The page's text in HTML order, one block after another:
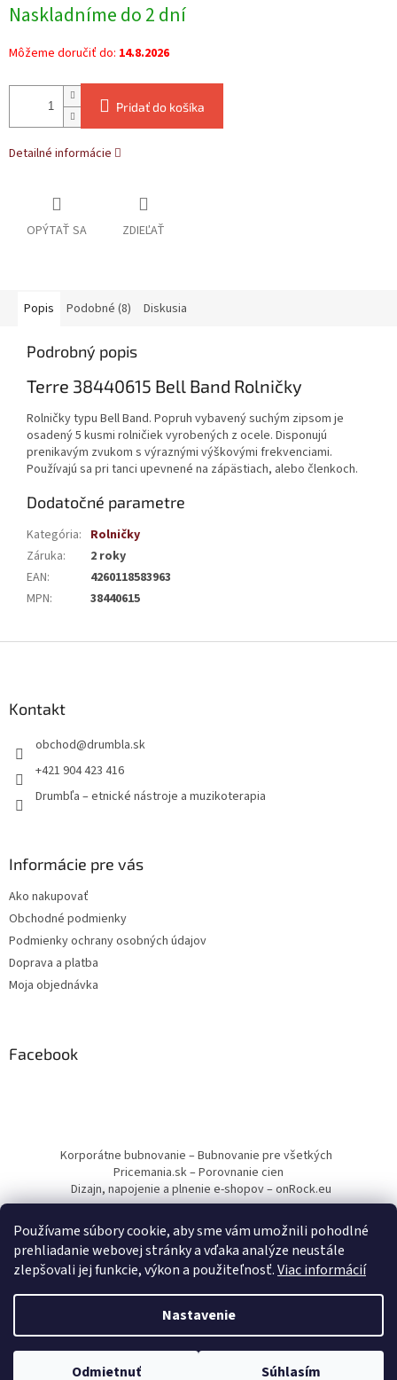
Používame súbory cookie, aby sme vám umožnili pohodlné
prehliadanie webovej stránky a vďaka analýze neustále
zlepšovali jej funkcie, výkon a použiteľnosť.Viac informácií
Nastavenie
Odmietnuť Súhlasím
cena:
Naskladníme do 2 dní
Môžeme doručiť do: 14.8.2026
Pridať do košíka
Detailné informácie
OPÝTAŤ SA ZDIEĽAŤ
Popis Podobné (8) Diskusia
Podrobný popis
Terre 38440615 Bell Band Rolničky
Rolničky typu Bell Band. Popruh vybavený suchým zipsom je
osadený 5 kusmi rolničiek vyrobených z ocele. Disponujú
prenikavým zvukom s výraznými výškovými frekvenciami.
Používajú sa pri tanci upevnené na zápästiach, alebo členkoch.
Dodatočné parametre
Kategória: Rolničky
Záruka:
2 roky
EAN:
4260118583963
MPN: 38440615
Kontakt
obchod@drumbla.sk
+421 904 423 416
Drumbľa – etnické nástroje a muzikoterapia
Informácie pre vás
Ako nakupovať
Obchodné podmienky
Podmienky ochrany osobných údajov
Doprava a platba
Moja objednávka
Facebook
Korporátne bubnovanie – Bubnovanie pre všetkých
Pricemania.sk – Porovnanie cien
Dizajn, napojenie a plnenie e-shopov – onRock.eu
Copyright 2026Drumbľa – Etnické nástroje a muzikoterapia.
Všetky práva vyhradené.
Upraviť nastavenie cookies